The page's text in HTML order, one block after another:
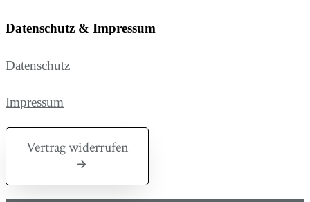
Datenschutz & Impressum
Datenschutz
Impressum
Vertrag widerrufen